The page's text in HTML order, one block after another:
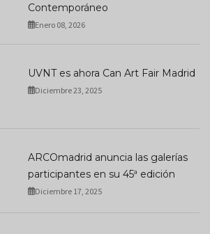
Contemporáneo
Enero 08, 2026
UVNT es ahora Can Art Fair Madrid
Diciembre 23, 2025
ARCOmadrid anuncia las galerías
participantes en su 45ª edición
Diciembre 17, 2025